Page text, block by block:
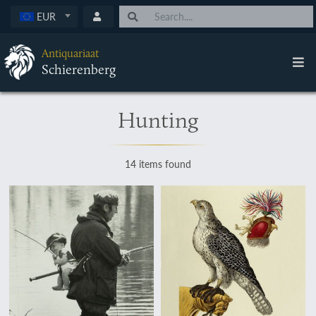
EUR
Antiquariaat
Schierenberg
Hunting
14 items found